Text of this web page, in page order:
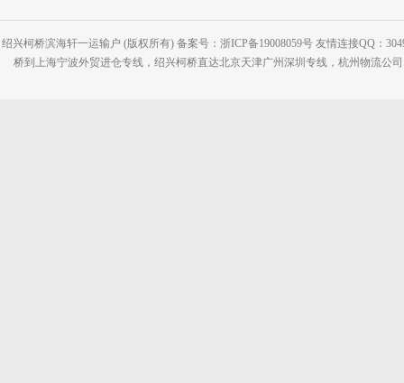
绍兴柯桥滨海轩一运输户 (版权所有) 备案号：浙ICP备19008059号 友情连接QQ：
桥到上海宁波外贸进仓专线，绍兴柯桥直达北京天津广州深圳专线，杭州物流公